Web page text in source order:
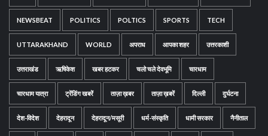
NEWSBEAT POLITICS POLTICS SPORTS TECH
UTTARAKHAND WORLD अपराध आपका शहर उत्तरकाशी
उत्तराखंड ऋषिकेश खबर हटकर चलो चले देवभूमि चारधाम
चारधाम यात्रा ट्रेंडिंग खबरें ताज़ा ख़बर ताज़ा ख़बरें दिल्ली दुर्घटना
देश-विदेश देहरादून देहरादून/मसूरी धर्म-संस्कृति धामी सरकार नैनीताल